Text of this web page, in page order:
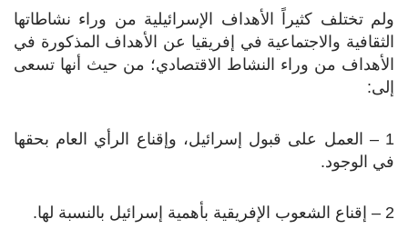
ولم تختلف كثيراً الأهداف الإسرائيلية من وراء نشاطاتها
الثقافية والاجتماعية في إفريقيا عن الأهداف المذكورة في
الأهداف من وراء النشاط الاقتصادي؛ من حيث أنها تسعى
إلى:
1 – العمل على قبول إسرائيل، وإقناع الرأي العام بحقها
في الوجود.
2 – إقناع الشعوب الإفريقية بأهمية إسرائيل بالنسبة لها.